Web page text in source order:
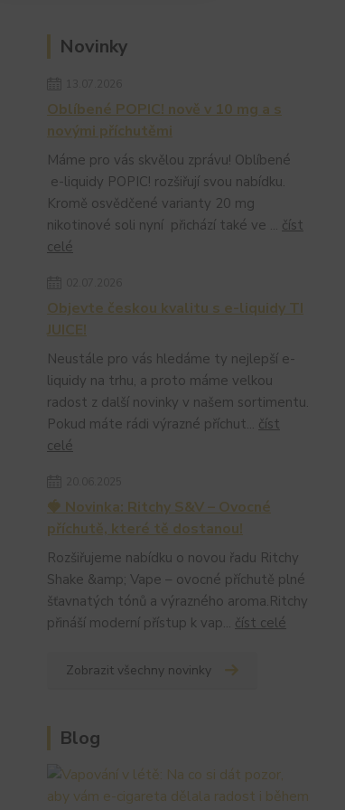
Novinky
Oblíbené POPIC! nově v 10 mg a s
novými příchutěmi
Máme pro vás skvělou zprávu! Oblíbené
e-liquidy POPIC! rozšiřují svou nabídku.
Kromě osvědčené varianty 20 mg
nikotinové soli nyní přichází také ve ... číst
celé
Objevte českou kvalitu s e-liquidy TI
JUICE!
Neustále pro vás hledáme ty nejlepší e-
liquidy na trhu, a proto máme velkou
radost z další novinky v našem sortimentu.
Pokud máte rádi výrazné příchut... číst
celé
🍓 Novinka: Ritchy S&V – Ovocné
příchutě, které tě dostanou!
Rozšiřujeme nabídku o novou řadu Ritchy
Shake &amp; Vape – ovocné příchutě plné
šťavnatých tónů a výrazného aroma.Ritchy
přináší moderní přístup k vap... číst celé
Zobrazit všechny novinky
Blog